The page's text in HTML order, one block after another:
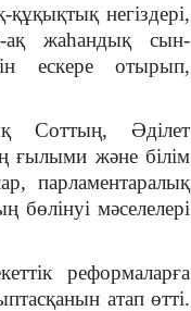
негіздері,
ақ жаһандық сын-
ескере отырып,
Соттың, Әділет
ғылыми және білім
парламентаралық
бөлінуі мәселелері
реформаларға
атап өтті.